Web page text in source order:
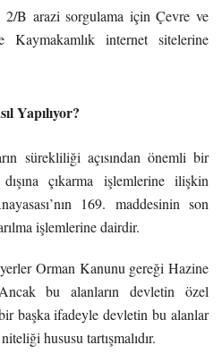
2/B arazi sorgulama için Çevre ve
internet sitelerine
Yapılıyor?
sürekliliği açısından önemli bir
çıkarma işlemlerine ilişkin
169. maddesinin son
işlemlerine dairdir.
yerler Orman Kanunu gereği Hazine
bu alanların devletin özel
başka ifadeyle devletin bu alanlar
hususu tartışmalıdır.